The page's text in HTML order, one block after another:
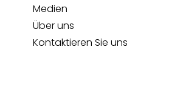
Medien
Über uns
Kontaktieren Sie uns